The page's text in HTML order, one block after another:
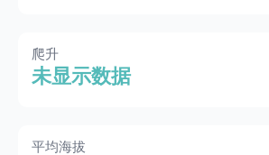
爬升
未显示数据
平均海拔